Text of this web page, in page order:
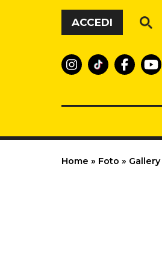
Vai al contenuto
ACCEDI
Home » Foto » Gallery